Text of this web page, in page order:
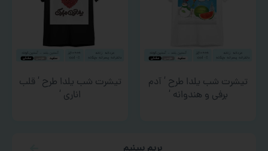
تیشرت شب یلدا طرح ‘ آدم
برفی و هندوانه ‘
تیشرت شب یلدا طرح ‘ قلب
اناری ‘